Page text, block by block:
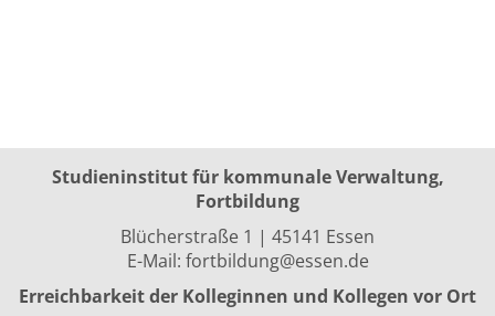
Studieninstitut für kommunale Verwaltung,
Fortbildung
Blücherstraße 1 | 45141 Essen
E-Mail: fortbildung@essen.de
Erreichbarkeit der Kolleginnen und Kollegen vor Ort